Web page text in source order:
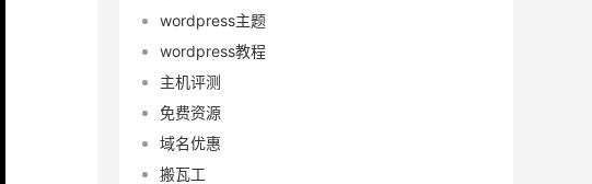
wordpress主题
wordpress教程
主机评测
免费资源
域名优惠
搬瓦工